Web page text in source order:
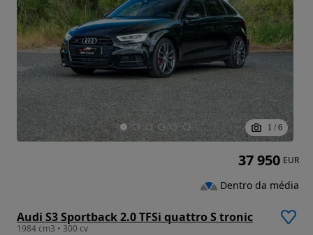
1 / 6
Audi S3 Sportback 2.0 TFSi quattro S tronic
1984 cm3 • 300 cv
37 950 EUR
Dentro da média